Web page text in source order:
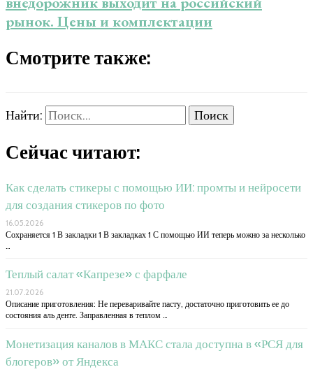
рынок. Цены и комплектации
Смотрите также:
Найти:
Сейчас читают:
Как сделать стикеры с помощью ИИ: промты и нейросети
для создания стикеров по фото
16.05.2026
Сохраняется 1 В закладки 1 В закладках 1 С помощью ИИ теперь можно за несколько
…
Теплый салат «Капрезе» с фарфале
21.07.2026
Описание приготовления: Не переваривайте пасту, достаточно приготовить ее до
состояния аль денте. Заправленная в теплом …
Монетизация каналов в МАКС стала доступна в «РСЯ для
блогеров» от Яндекса